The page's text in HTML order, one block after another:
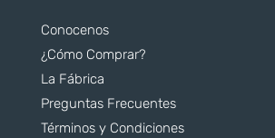
Conocenos
¿Cómo Comprar?
La Fábrica
Preguntas Frecuentes
Términos y Condiciones